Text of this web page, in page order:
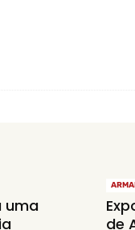
uma
de